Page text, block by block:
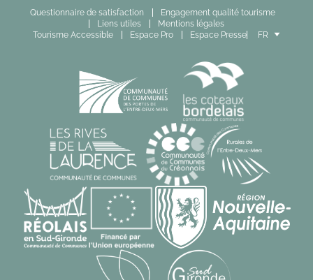
Questionnaire de satisfaction
Engagement qualité tourisme
Liens utiles
Mentions légales
Tourisme Accessible
Espace Pro Espace Presse
FR